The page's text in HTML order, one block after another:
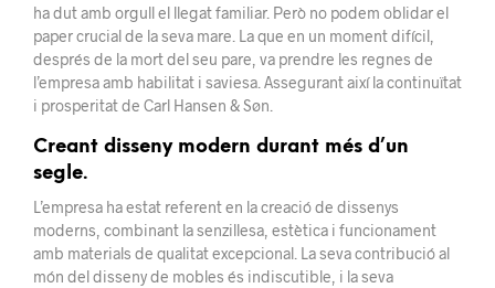
ha dut amb orgull el llegat familiar. Però no podem oblidar el
paper crucial de la seva mare. La que en un moment difícil,
després de la mort del seu pare, va prendre les regnes de
l’empresa amb habilitat i saviesa. Assegurant així la continuïtat
i prosperitat de Carl Hansen & Søn.
Creant disseny modern durant més d’un
segle.
L’empresa ha estat referent en la creació de dissenys
moderns, combinant la senzillesa, estètica i funcionament
amb materials de qualitat excepcional. La seva contribució al
món del disseny de mobles és indiscutible, i la seva